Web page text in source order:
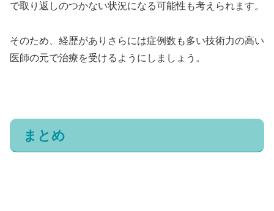
で取り返しのつかない状況になる可能性も考えられます。
そのため、経歴がありさらには症例数も多い技術力の高い
医師の元で治療を受けるようにしましょう。
まとめ